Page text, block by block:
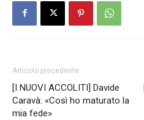
Articolo precedente
[I NUOVI ACCOLITI] Davide
Caravà: «Così ho maturato la
mia fede»